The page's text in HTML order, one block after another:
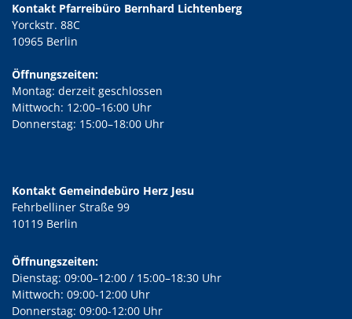
Kontakt Pfarreibüro Bernhard Lichtenberg
Yorckstr. 88C
10965 Berlin
Öffnungszeiten:
Montag: derzeit geschlossen
Mittwoch: 12:00–16:00 Uhr
Donnerstag: 15:00–18:00 Uhr
Kontakt Gemeindebüro Herz Jesu
Fehrbelliner Straße 99
10119 Berlin
Öffnungszeiten:
Dienstag: 09:00–12:00 / 15:00–18:30 Uhr
Mittwoch: 09:00-12:00 Uhr
Donnerstag: 09:00-12:00 Uhr